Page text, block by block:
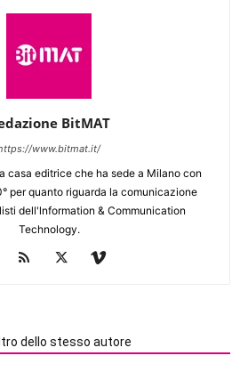
BitMAT
www.bitmat.it/
casa editrice che ha sede a Milano con
per quanto riguarda la comunicazione
dell'lnformation & Communication
Technology.
dello stesso autore